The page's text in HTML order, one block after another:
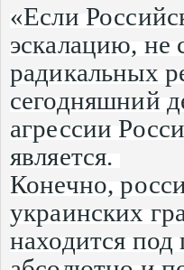
«Если
эскалацию, не
радикальных
сегодняшний
агрессии
является.
Конечно,
украинских
находится